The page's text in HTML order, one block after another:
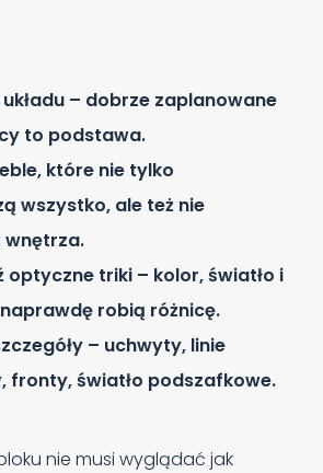
– dobrze zaplanowane
to podstawa.
które nie tylko
wszystko, ale też nie
wnętrza.
optyczne triki – kolor, światło i
robią różnicę.
– uchwyty, linie
fronty, światło podszafkowe.
nie musi wyglądać jak